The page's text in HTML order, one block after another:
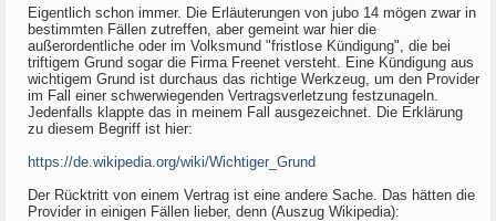
Eigentlich schon immer. Die Erläuterungen von jubo 14 mögen zwar in
bestimmten Fällen zutreffen, aber gemeint war hier die
außerordentliche oder im Volksmund "fristlose Kündigung", die bei
triftigem Grund sogar die Firma Freenet versteht. Eine Kündigung aus
wichtigem Grund ist durchaus das richtige Werkzeug, um den Provider
im Fall einer schwerwiegenden Vertragsverletzung festzunageln.
Jedenfalls klappte das in meinem Fall ausgezeichnet. Die Erklärung
zu diesem Begriff ist hier:
https://de.wikipedia.org/wiki/Wichtiger_Grund
Der Rücktritt von einem Vertrag ist eine andere Sache. Das hätten die
Provider in einigen Fällen lieber, denn (Auszug Wikipedia):